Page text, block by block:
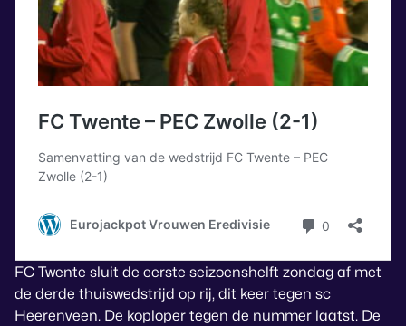
FC Twente sluit de eerste seizoenshelft zondag af met
de derde thuiswedstrijd op rij, dit keer tegen sc
Heerenveen. De koploper tegen de nummer laatst. De